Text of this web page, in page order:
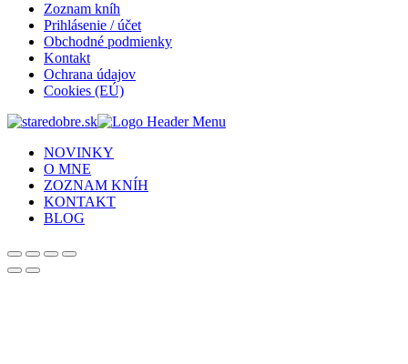
Zoznam kníh
Prihlásenie / účet
Obchodné podmienky
Kontakt
Ochrana údajov
Cookies (EÚ)
NOVINKY
O MNE
ZOZNAM KNÍH
KONTAKT
BLOG